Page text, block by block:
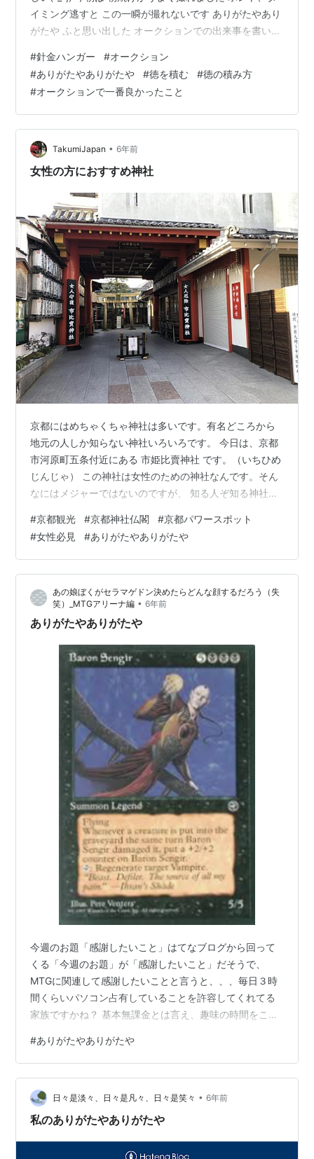
イミング逃すと この一瞬が撮れないです ありがたやあり
がたや ふと思い出した オークションでの出来事を書いて
ョン 過去には、出品者の銀行口座に 直接、振り込みがで
きる時代がありました 一時期、オークションの出品にハ
マっていて 自宅に大量にあった針金ハンガー を 出品し
てみたところ、夜中に落札されていました！ 確か落札金
額は、即決で１０円（送料別）・・・・ 銀行振り込みを
希望され…
#針金ハンガー #オークション
#ありがたやありがたや #徳を積む #徳の積み方
#オークションで一番良かったこと
TakumiJapan • 6年前
女性の方におすすめ神社
京都にはめちゃくちゃ神社は多いです。有名どころから
地元の人しか知らない神社いろいろです。 今日は、京都
市河原町五条付近にある 市姫比賣神社 です。（いちひめ
じんじゃ） この神社は女性のための神社なんです。そん
なにはメジャーではないのですが、 知る人ぞ知る神社。
ら、女性の守り神とされ全国から参拝されているようで
すね。さかのぼること平安時代から始まりあの源氏物語
にも登場しています。 そんな由緒ある神社なんです。 ご
祭神は ①多紀理比賣命（たぎりひめのみこと） ②市寸
嶋比賣命（いちきしまひめのみこと） ③多岐都比賣命
（たぎつひめのみこと） ④神大…
#京都観光 #京都神社仏閣 #京都パワースポット
#女性必見 #ありがたやありがたや
あの娘ぼくがセラマゲドン決めたらどんな顔するだろう（失
笑）_MTGアリーナ編 • 6年前
ありがたやありがたや
今週のお題「感謝したいこと」はてなブログから回って
くる「今週のお題」が「感謝したいこと」だそうで、
MTGに関連して感謝したいことと言うと、、、毎日３時
間くらいパソコン占有していることを許容してくれてる
家族ですかね？ 基本無課金とは言え、趣味の時間をこれ
りがたいです。（放置されてるとか言わない） MTGをや
っているのがだいたい２０時～２３時、家族は２０時く
らいから順番に寝だして２２時には一人になります。で
も、そのくらいになるとデュエルに集中できず判断ミス
が増えるので、変なデッキを組んでみたり、このブログ
#ありがたやありがたや
日々是淡々、日々是凡々、日々是笑々 • 6年前
私のありがたやありがたや